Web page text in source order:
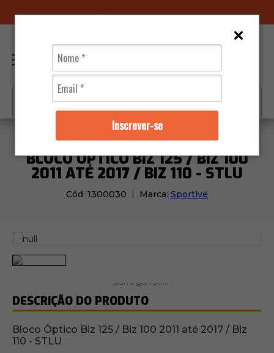
Inscrever-se
Bloco Óptico Biz 125 / Biz 100
BLOCO ÓPTICO BIZ 125 / BIZ 100
2011 ATÉ 2017 / BIZ 110 - STLU
Cód: 1300030 Marca: Sportive
DESCRIÇÃO DO PRODUTO
Bloco Óptico Biz 125 / Biz 100 2011 até 2017 / Biz
110 - STLU